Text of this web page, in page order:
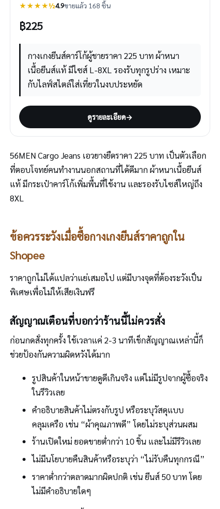
★★★★½4.9ขายแล้ว 168 ชิ้น
฿225
กางเกงยีนส์คาร์โก้ผู้ชายราคา 225 บาท ผ้าหนา
เนื้อยีนส์แท้ มีไซส์ L-8XL รองรับทุกรูปร่าง เหมาะ
กับไลฟ์สไตล์ใส่เที่ยวในงบประหยัด
ดูรายละเอียด→
56MEN Cargo Jeans เอวยางยืดราคา 225 บาท เป็นตัวเลือก
ที่ตอบโจทย์คนทำงานนอกสถานที่ได้ดีมาก ผ้าหนาเนื้อยีนส์
แท้ มีกระเป๋าคาร์โก้เพิ่มพื้นที่ใช้งาน และรองรับไซส์ใหญ่ถึง
8XL
ข้อควรระวังเมื่อซื้อกางเกงยีนส์ราคาถูกใน
Shopee
ราคาถูกไม่ได้แปลว่าแย่เสมอไป แต่มีบางจุดที่ต้องระวังเป็น
พิเศษเพื่อไม่ให้เสียเงินฟรี
สัญญาณเตือนที่บอกว่าร้านนี้ไม่ควรสั่ง
ก่อนกดสั่งทุกครั้ง ใช้เวลาแค่ 2-3 นาทีเช็กสัญญาณเหล่านี้ก็
ช่วยป้องกันความผิดหวังได้มาก
รูปสินค้าในหน้าขายดูดีเกินจริง แต่ไม่มีรูปจากผู้ซื้อจริง
ในรีวิวเลย
คำอธิบายสินค้าไม่ตรงกับรูป หรือระบุวัสดุแบบ
คลุมเครือ เช่น “ผ้าคุณภาพดี” โดยไม่ระบุส่วนผสม
ร้านเปิดใหม่ ยอดขายต่ำกว่า 10 ชิ้น และไม่มีรีวิวเลย
ไม่มีนโยบายคืนสินค้าหรือระบุว่า “ไม่รับคืนทุกกรณี”
ราคาต่ำกว่าตลาดมากผิดปกติ เช่น ยีนส์ 50 บาท โดย
ไม่มีคำอธิบายใดๆ